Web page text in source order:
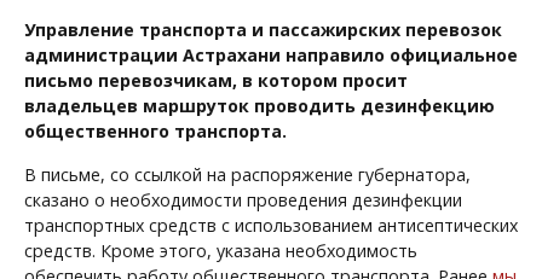
Управление транспорта и пассажирских перевозок
администрации Астрахани направило официальное
письмо перевозчикам, в котором просит
владельцев маршруток проводить дезинфекцию
общественного транспорта.
В письме, со ссылкой на распоряжение губернатора,
сказано о необходимости проведения дезинфекции
транспортных средств с использованием антисептических
средств. Кроме этого, указана необходимость